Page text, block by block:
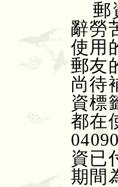
郵
辭勞
使用
郵友
尚待
資標
都在
資已
期間